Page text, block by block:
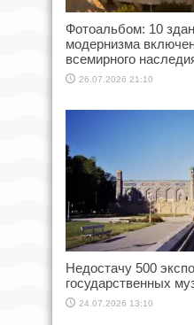
Фотоальбом: 10
модернизма
всемирного
26.07.2026 21:10
Недостачу 500
государственных
24.07.2026 13:10